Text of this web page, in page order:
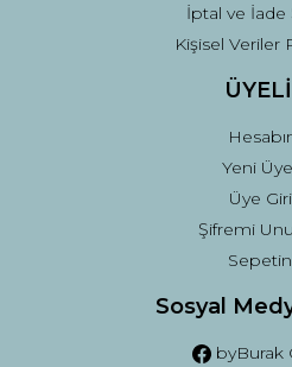
İptal ve İade
Kişisel Veriler
Yeni
Üye
Şifremi
Sosyal
byBurak